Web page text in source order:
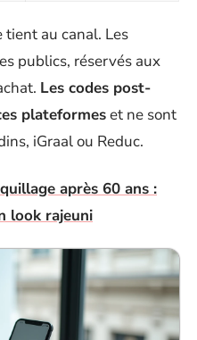
au canal. Les
publics, réservés aux
Les codes post-
plateformeset ne sont
iGraal ou Reduc.
après 60 ans :
look rajeuni